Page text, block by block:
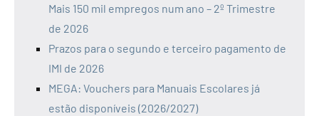
Mais 150 mil empregos num ano – 2º Trimestre
de 2026
Prazos para o segundo e terceiro pagamento de
IMI de 2026
MEGA: Vouchers para Manuais Escolares já
estão disponíveis (2026/2027)